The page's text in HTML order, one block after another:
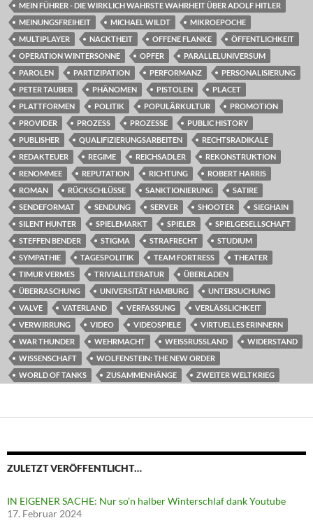
MEIN FÜHRER - DIE WIRKLICH WAHRSTE WAHRHEIT ÜBER ADOLF HITLER
MEINUNGSFREIHEIT
MICHAEL WILDT
MIKROEPOCHE
MULTIPLAYER
NACKTHEIT OFFENE FLANKE
ÖFFENTLICHKEIT
OPERATION WINTERSONNE
OPFER
PARALLELUNIVERSUM
PAROLEN
PARTIZIPATION PERFORMANZ
PERSONALISIERUNG
PETER TAUBER
PHÄNOMEN PISTOLEN
PLACET
PLATTFORMEN
POLITIK POPULÄRKULTUR
PROMOTION
PROVIDER
PROZESS PROZESSE
PUBLIC HISTORY
PUBLISHER
QUALIFIZIERUNGSARBEITEN
RECHTSRADIKALE
REDAKTEUER
REGIME REICHSADLER
REKONSTRUKTION
RENOMMEE
REPUTATION RICHTUNG
ROBERT HARRIS
ROMAN
RÜCKSCHLÜSSE SANKTIONIERUNG
SATIRE
SENDEFORMAT
SENDUNG SERVER SHOOTER
SIEGHAIN
SILENT HUNTER
SPIELEMARKT SPIELER
SPIELGESELLSCHAFT
STEFFEN BENDER
STIGMA STRAFRECHT
STUDIUM
SYMPATHIE
TAGESPOLITIK TEAM FORTRESS
THEATER
TIMUR VERMES
TRIVIALLITERATUR
ÜBERLADEN
ÜBERRASCHUNG
UNIVERSITÄT HAMBURG
UNTERSUCHUNG
VALVE
VATERLAND VERFASSUNG
VERLÄSSLICHKEIT
VERWIRRUNG
VIDEO VIDEOSPIELE
VIRTUELLES ERINNERN
WAR THUNDER
WEHRMACHT WEISSRUSSLAND
WIDERSTAND
WISSENSCHAFT
WOLFENSTEIN: THE NEW ORDER
WORLD OF TANKS
ZUSAMMENHÄNGE ZWEITER WELTKRIEG
ZULETZT VERÖFFENTLICHT…
IN EIGENER SACHE: Nur so’n halber Winterschlaf dank Youtube
17. Februar 2024